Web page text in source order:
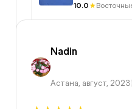
10.0
Nadin
Астана, август, 2023